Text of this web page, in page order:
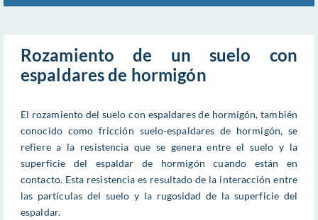
Rozamiento de un suelo con
espaldares de hormigón
El rozamiento del suelo con espaldares de hormigón, también
conocido como fricción suelo-espaldares de hormigón, se
refiere a la resistencia que se genera entre el suelo y la
superficie del espaldar de hormigón cuando están en
contacto. Esta resistencia es resultado de la interacción entre
las partículas del suelo y la rugosidad de la superficie del
espaldar.